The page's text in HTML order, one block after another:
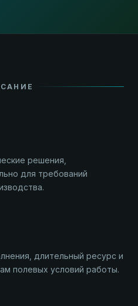
решения,
для требований
длительный ресурс и
полевых условий работы.